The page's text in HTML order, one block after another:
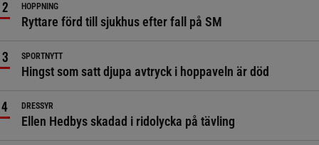
HOPPNING
Ryttare förd till sjukhus efter fall på SM
SPORTNYTT
Hingst som satt djupa avtryck i hoppaveln är död
DRESSYR
Ellen Hedbys skadad i ridolycka på tävling